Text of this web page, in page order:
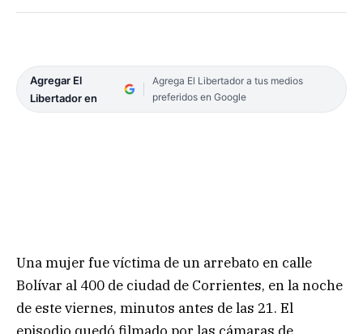
Agregar El
Libertador en
Agrega El Libertador a tus medios
preferidos en Google
Una mujer fue víctima de un arrebato en calle
Bolívar al 400 de ciudad de Corrientes, en la noche
de este viernes, minutos antes de las 21. El